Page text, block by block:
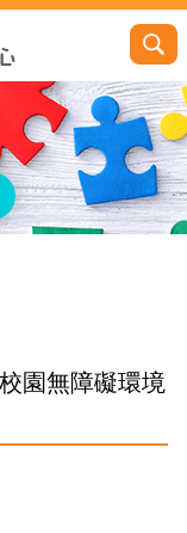
略過字型切換
園無障礙環境